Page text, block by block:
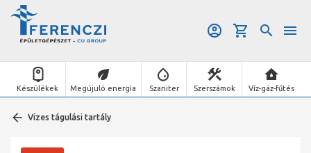
Készülékek Megújuló energia Szaniter Szerszámok Víz-gáz-fűtés
Vizes tágulási tartály